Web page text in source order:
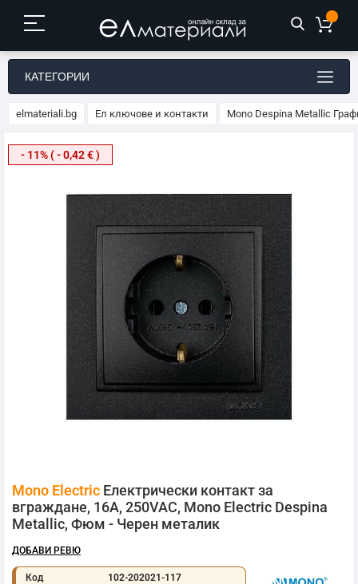
КАТЕГОРИИ
elmateriali.bg Ел ключове и контакти Mono Despina Metallic
Преминете
към
изображенията
- 11% ( - 0,42 € )
към
началото
на
галерия
със
снимки
Mono Electric Електрически контакт за
вграждане, 16A, 250VAC, Mono Electric Despina
Metallic, Фюм - Черен металик
ДОБАВИ РЕВЮ
Код
102-202021-117